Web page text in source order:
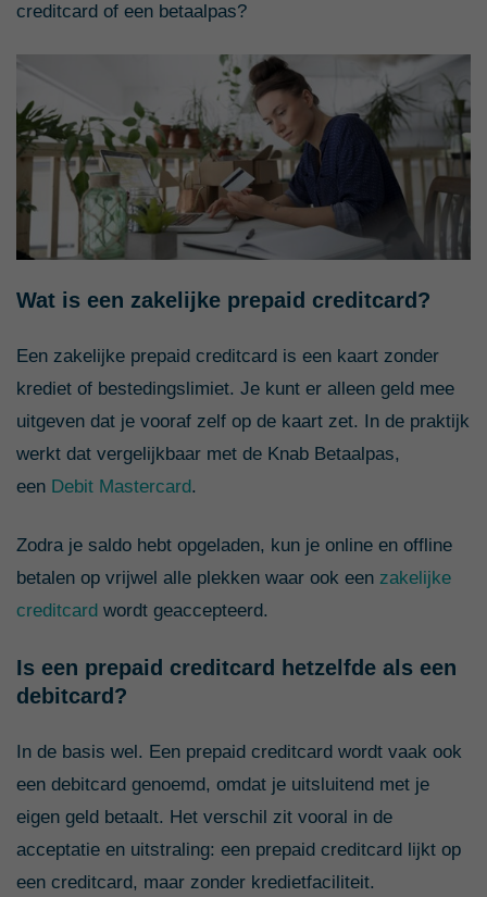
creditcard of een betaalpas?
Wat is een zakelijke prepaid creditcard?
Een zakelijke prepaid creditcard is een kaart zonder
krediet of bestedingslimiet. Je kunt er alleen geld mee
uitgeven dat je vooraf zelf op de kaart zet. In de praktijk
werkt dat vergelijkbaar met de Knab Betaalpas,
een Debit Mastercard.
Zodra je saldo hebt opgeladen, kun je online en offline
betalen op vrijwel alle plekken waar ook een zakelijke
creditcard wordt geaccepteerd.
Is een prepaid creditcard hetzelfde als een
debitcard?
In de basis wel. Een prepaid creditcard wordt vaak ook
een debitcard genoemd, omdat je uitsluitend met je
eigen geld betaalt. Het verschil zit vooral in de
acceptatie en uitstraling: een prepaid creditcard lijkt op
een creditcard, maar zonder kredietfaciliteit.